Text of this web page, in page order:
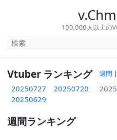
100,000人以上の
Vtuber ランキング 週間 |
20250727 20250720
20250629
週間ランキング